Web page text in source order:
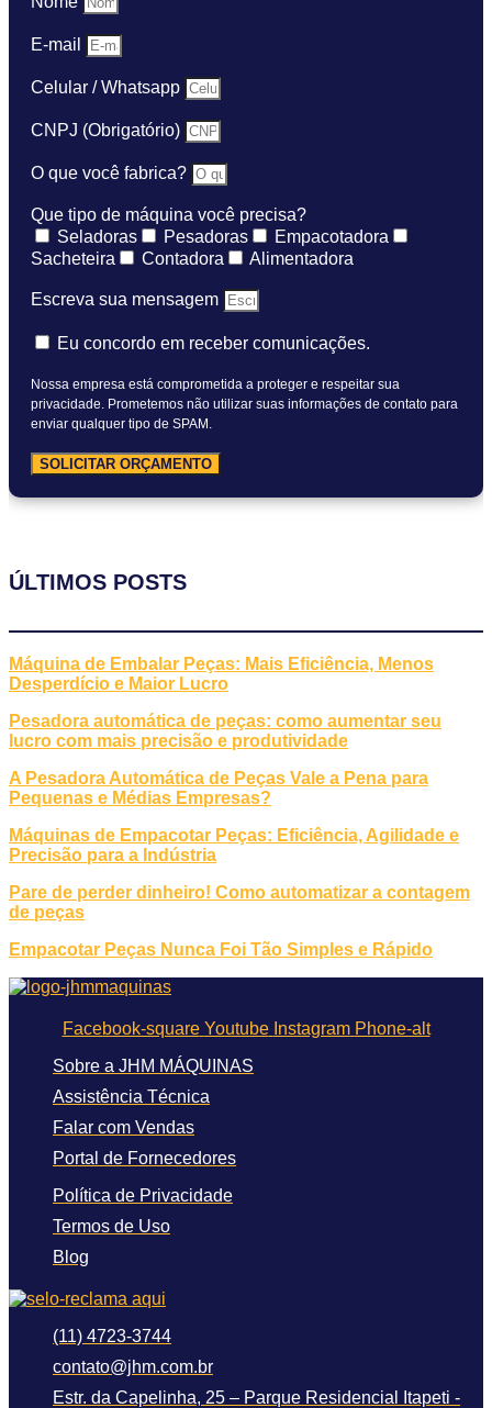
E-mail
Celular / Whatsapp
CNPJ (Obrigatório)
O que você fabrica?
Que tipo de máquina você precisa?
Seladoras
Pesadoras
Empacotadora
Sacheteira
Contadora Alimentadora
Escreva sua mensagem
Eu concordo em receber comunicações.
Nossa empresa está comprometida a proteger e respeitar sua
privacidade. Prometemos não utilizar suas informações de contato para
enviar qualquer tipo de SPAM.
SOLICITAR ORÇAMENTO
ÚLTIMOS POSTS
Máquina de Embalar Peças: Mais Eficiência, Menos
Desperdício e Maior Lucro
Pesadora automática de peças: como aumentar seu
lucro com mais precisão e produtividade
A Pesadora Automática de Peças Vale a Pena para
Pequenas e Médias Empresas?
Máquinas de Empacotar Peças: Eficiência, Agilidade e
Precisão para a Indústria
Pare de perder dinheiro! Como automatizar a contagem
de peças
Empacotar Peças Nunca Foi Tão Simples e Rápido
Facebook-square Youtube Instagram Phone-alt
Sobre a JHM MÁQUINAS
Assistência Técnica
Falar com Vendas
Portal de Fornecedores
Política de Privacidade
Termos de Uso
Blog
(11) 4723-3744
contato@jhm.com.br
Estr. da Capelinha, 25 – Parque Residencial Itapeti -